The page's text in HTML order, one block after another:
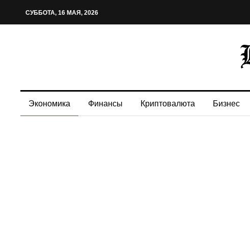
СУББОТА, 16 МАЯ, 2026
Экономика Финансы Криптовалюта Бизнес